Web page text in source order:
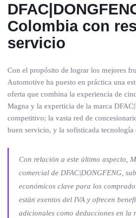
Colombia con
servicio
Con el propósito de lograr los mejores
Automotive ha puesto en práctica una
oferta que combina la experiencia de
Magna y la experticia de la marca
competitivo; la vasta red de
buen servicio, y la sofisticada tecnología
Con relación a este último aspecto,
comercial de DFAC|DONGFENG,
económicos clave para los
están exentos del IVA y ofrecen
adicionales como deducciones en la